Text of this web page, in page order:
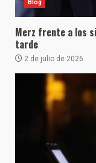
Blog
Merz frente a los
tarde
2 de julio de 2026